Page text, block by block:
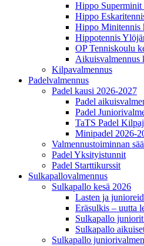
Hippo Superminit
Hippo
Hippo Minitennis
Hippotennis
OP Tenniskoulu
Aikuisvalmennus
Kilpavalmennus
Padelvalmennus
Padel kausi 2026-2027
Padel
Padel
TaTS Padel
Minipadel 2026-
Valmennustoiminnan
Padel Yksityistunnit
Padel Starttikurssit
Sulkapallovalmennus
Sulkapallo kesä 2026
Lasten ja
Eräsulkis – uutta
Sulkapallo
Sulkapallo
Sulkapallo